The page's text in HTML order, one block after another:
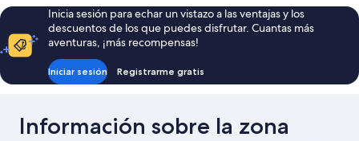
cama
doble
Inicia sesión para echar un vistazo a las ventajas y los
descuentos de los que puedes disfrutar. Cuantas más
aventuras, ¡más recompensas!
Iniciar sesión Registrarme gratis
Información sobre la zona